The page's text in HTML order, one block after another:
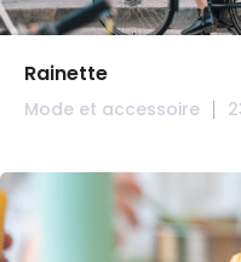
Rainette
Mode et accessoire